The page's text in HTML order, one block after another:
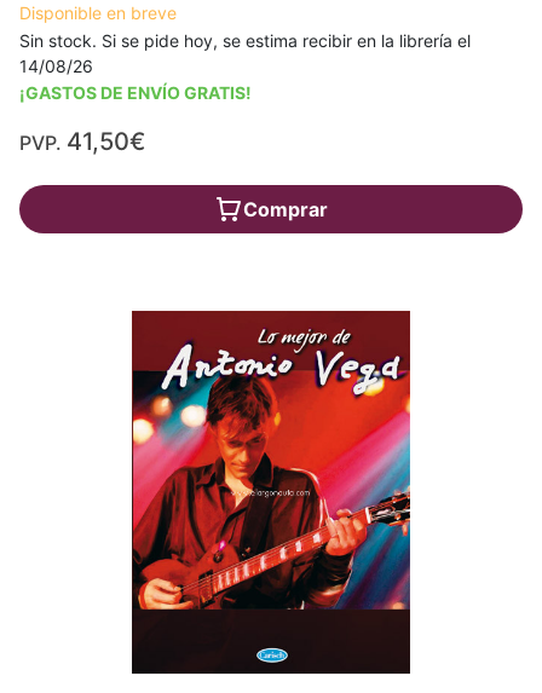
Disponible en breve
Sin stock. Si se pide hoy, se estima recibir en la librería el
14/08/26
¡GASTOS DE ENVÍO GRATIS!
PVP. 41,50€
Comprar